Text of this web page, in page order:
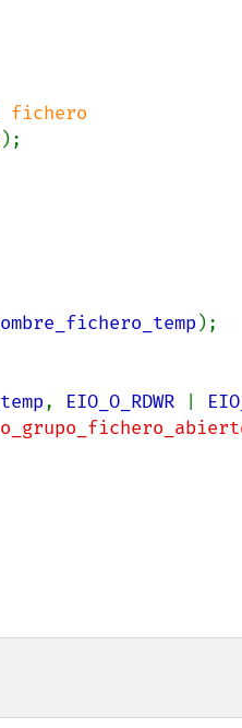
fichero
);
);
, EIO_O_RDWR